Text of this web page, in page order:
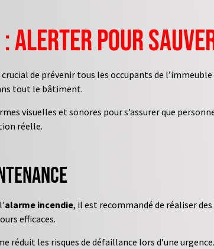
: alerter pour
de prévenir tous les occupants de l’immeuble
tout le bâtiment.
visuelles et sonores pour s’assurer que
réelle.
alarme incendie, il est recommandé de réaliser
efficaces.
réduit les risques de défaillance lors d’une